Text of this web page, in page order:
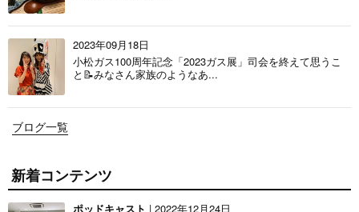
2023年09月18日
小松ガス100周年記念「2023ガス展」司会を終えて思うこ
と📝みなさん家族のようなあ...
ブログ一覧
新着コンテンツ
ポッドキャスト | 2022年12月24日